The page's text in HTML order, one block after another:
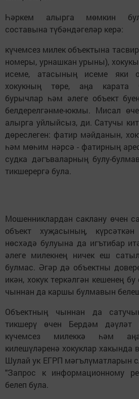
Һәркем алырга мөмкин
составына түбәндәгеләр керә:
күчемсез милек объектына
номеры, урнашкан урыны),
исеме, атасының исеме яки
хокукның төре, аңа карата
бурычлар һәм әлеге объект
белдерелгәнме-юкмы. Мисал
алырга уйлыйсыз, ди. Сатучы
дөреслеген: фатир мәйданын,
һәм мөһим нәрсә - фатирның
судка дәгъваларның булу-
тикшерергә була.
Мошенниклардан саклану өчен
объект хуҗасының,
нөсхәдә булуына да игътибар
әлеге милекнең ничек еш
булмас. Әгәр дә объектны
икән, хокук теркәлгән кешенең
чыннан да каршы булмавын
Объектның чыннан да
тикшерү өчен Бердәм дәүләт
күчемсез милеккә һәм
килешүләренә хокуклар хакында
Шулай ук ЕГРП мәгълүматларын
"Запрос к информационному
белеп була.